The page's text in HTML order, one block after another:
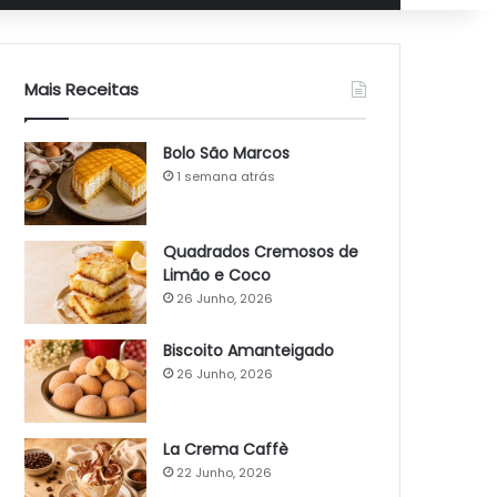
Mais Receitas
Bolo São Marcos
1 semana atrás
Quadrados Cremosos de
Limão e Coco
26 Junho, 2026
Biscoito Amanteigado
26 Junho, 2026
La Crema Caffè
22 Junho, 2026